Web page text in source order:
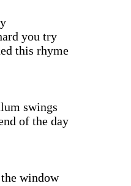
you try
this rhyme
swings
of the day
window